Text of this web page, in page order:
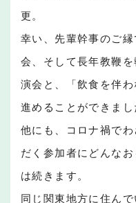
更。
幸い、先輩幹事のご
会、そして長年教鞭
演会と、「飲食を伴
進めることができまし
他にも、コロナ禍で
だく参加者にどんな
は続きます。
同じ関東地方に住ん